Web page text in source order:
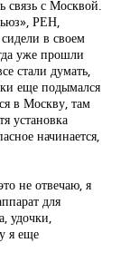
связь с Москвой.
РЕН,
в своем
уже прошли
стали думать,
еще подымался
в Москву, там
установка
начинается,
не отвечаю, я
для
удочки,
я еще